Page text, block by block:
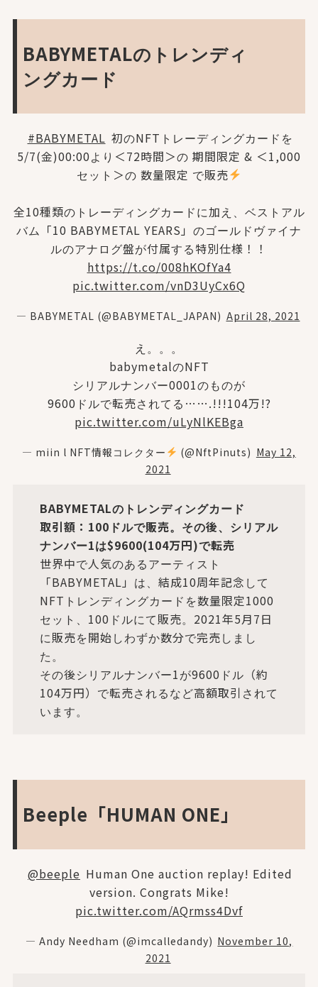
BABYMETALのトレンディ
ングカード
#BABYMETAL 初のNFTトレーディングカードを
5/7(金)00:00より＜72時間＞の 期間限定 & ＜1,000
セット＞の 数量限定 で販売
全10種類のトレーディングカードに加え、ベストアル
バム「10 BABYMETAL YEARS」のゴールドヴァイナ
ルのアナログ盤が付属する特別仕様！！
https://t.co/008hKOfYa4
pic.twitter.com/vnD3UyCx6Q
— BABYMETAL (@BABYMETAL_JAPAN) April 28, 2021
え。。。
babymetalのNFT
シリアルナンバー0001のものが
9600ドルで転売されてる…….!!!104万!?
pic.twitter.com/uLyNlKEBga
— miin l NFT情報コレクター (@NftPinuts) May 12,
2021
BABYMETALのトレンディングカード
取引額：100ドルで販売。その後、シリアル
ナンバー1は$9600(104万円)で転売
世界中で人気のあるアーティスト
「BABYMETAL」は、結成10周年記念して
NFTトレンディングカードを数量限定1000
セット、100ドルにて販売。2021年5月7日
に販売を開始しわずか数分で完売しまし
た。
その後シリアルナンバー1が9600ドル（約
104万円）で転売されるなど高額取引されて
います。
Beeple「HUMAN ONE」
@beeple Human One auction replay! Edited
version. Congrats Mike!
pic.twitter.com/AQrmss4Dvf
— Andy Needham (@imcalledandy) November 10,
2021